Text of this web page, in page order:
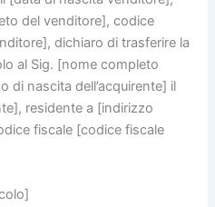
del venditore], codice
dichiaro di trasferire la
al Sig. [nome completo
di nascita dell’acquirente] il
residente a [indirizzo
fiscale [codice fiscale